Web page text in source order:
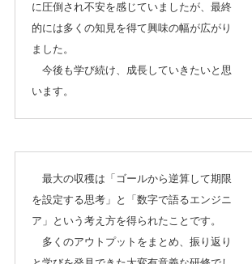
に圧倒され不安を感じていましたが、最終
的には多くの知見を得て興味の幅が広がり
ました。
今後も学び続け、成長していきたいと思
います。
最大の収穫は「ゴールから逆算して期限
を設定する思考」と「数字で語るエンジニ
ア」という考え方を得られたことです。
多くのアウトプットをまとめ、振り返り